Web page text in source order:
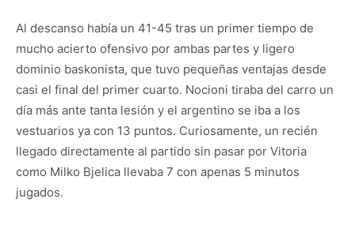
Al descanso había un 41-45 tras un primer tiempo de
mucho acierto ofensivo por ambas partes y ligero
dominio baskonista, que tuvo pequeñas ventajas desde
casi el final del primer cuarto. Nocioni tiraba del carro un
día más ante tanta lesión y el argentino se iba a los
vestuarios ya con 13 puntos. Curiosamente, un recién
llegado directamente al partido sin pasar por Vitoria
como Milko Bjelica llevaba 7 con apenas 5 minutos
jugados.